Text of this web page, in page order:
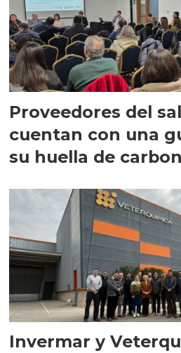
Proveedores del
cuentan con una
su huella de
Invermar y